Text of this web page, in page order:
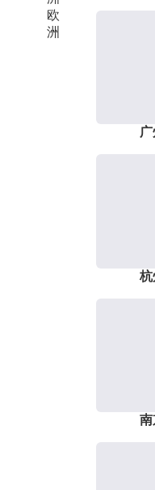
欧
洲
广
杭
南